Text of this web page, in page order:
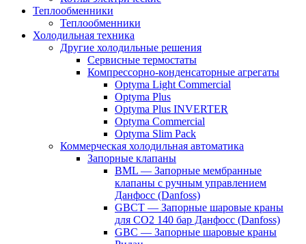
Теплообменники
Теплообменники
Холодильная техника
Другие холодильные решения
Сервисные термостаты
Компрессорно-конденсаторные агрегаты
Optyma Light Commercial
Optyma Plus
Optyma Plus INVERTER
Optyma Commercial
Optyma Slim Pack
Коммерческая холодильная автоматика
Запорные клапаны
BML — Запорные мембранные
клапаны с ручным управлением
Данфосс (Danfoss)
GBCT — Запорные шаровые краны
для CO2 140 бар Данфосс (Danfoss)
GBC — Запорные шаровые краны